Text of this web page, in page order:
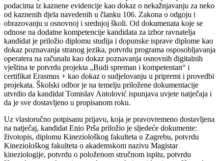
podacima iz kaznene evidencije kao dokaz o nekažnjavanju za neko
od kaznenih djela navedenih u članku 106. Zakona o odgoju i
obrazovanju u osnovnoj i srednjoj školi. Od dokumenata koje se
odnose na dodatne kompetencije kandidata za izbor ravnatelja
kandidat je priložio diplomu studija i dopunske isprave diplome kao
dokaz poznavanja stranog jezika, potvrdu programa osposobljavanja
operatera na računalu kao dokaz poznavanja osnovnih digitalnih
vještina te potvrdu projekta „Budi spreman i kompetentan“ i
certifikat Erasmus + kao dokaz o sudjelovanju u pripremi i provedbi
projekata. Školski odbor je na temelju priložene dokumentacije
utvrdio da kandidat Tomislav Antolović ispunjava uvjete natječaja i
da je sve dostavljeno u propisanom roku.
Uz vlastoručno potpisanu prijavu, koja je pravovremeno dostavljena
na natječaj, kandidat Enio Prša priložio je sljedeće dokumente:
životopis, diplomu Kineziološkog fakulteta u Zagrebu, potvrdu
Kineziološkog fakulteta o akademskom nazivu Magistar
kineziologije, potvrdu o položenom stručnom ispitu, potvrdu